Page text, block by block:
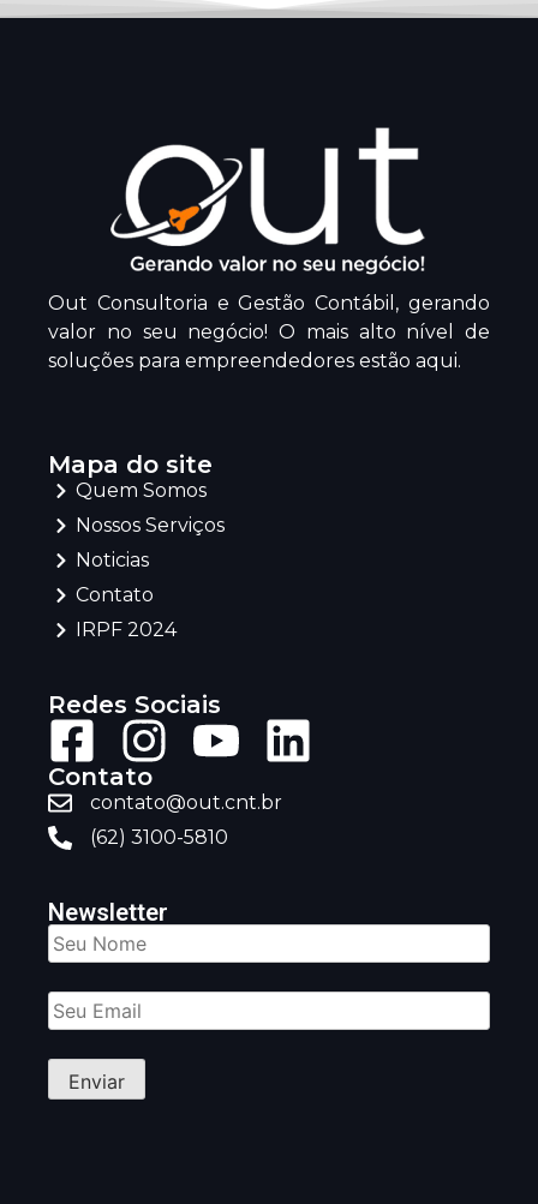
Out Consultoria e Gestão Contábil, gerando
valor no seu negócio! O mais alto nível de
soluções para empreendedores estão aqui.
Mapa do site
Quem Somos
Nossos Serviços
Noticias
Contato
IRPF 2024
Redes Sociais
Contato
contato@out.cnt.br
(62) 3100-5810
Newsletter